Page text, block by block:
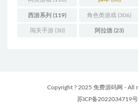
西游系列 (119) 角色类游戏 (306)
闯关手游(30) 阿拉德(23)
Copyright ? 2025 免费源码网 - All
苏ICP备2022034719